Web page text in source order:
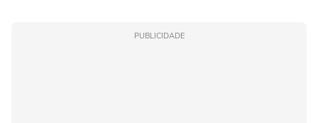
PUBLICIDADE